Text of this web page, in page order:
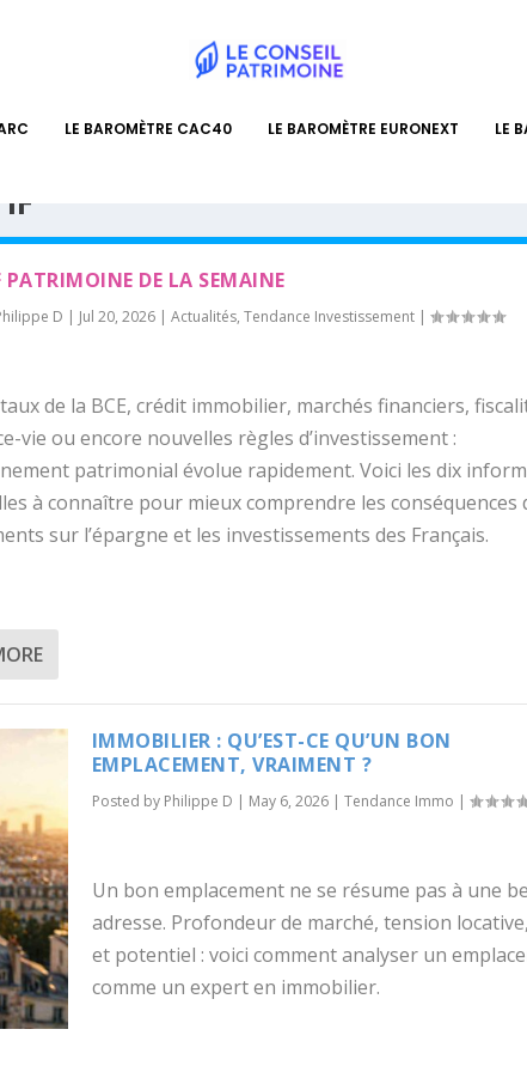
LE BAROMÈTRE CAC40 LE BAROMÈTRE EURONEXT LE
PATRIMOINE DE LA SEMAINE
D | Jul 20, 2026 |Actualités,Tendance Investissement |
de la BCE, crédit immobilier, marchés financiers,
vie ou encore nouvelles règles d’investissement :
patrimonial évolue rapidement. Voici les dix
à connaître pour mieux comprendre les conséquences
sur l’épargne et les investissements des Français.
IMMOBILIER : QU’EST-CE QU’UN BON
EMPLACEMENT, VRAIMENT ?
Posted by Philippe D | May 6, 2026| Tendance Immo |
Un bon emplacement ne se résume pas à une
adresse. Profondeur de marché, tension
et potentiel : voici comment analyser un
comme un expert en immobilier.